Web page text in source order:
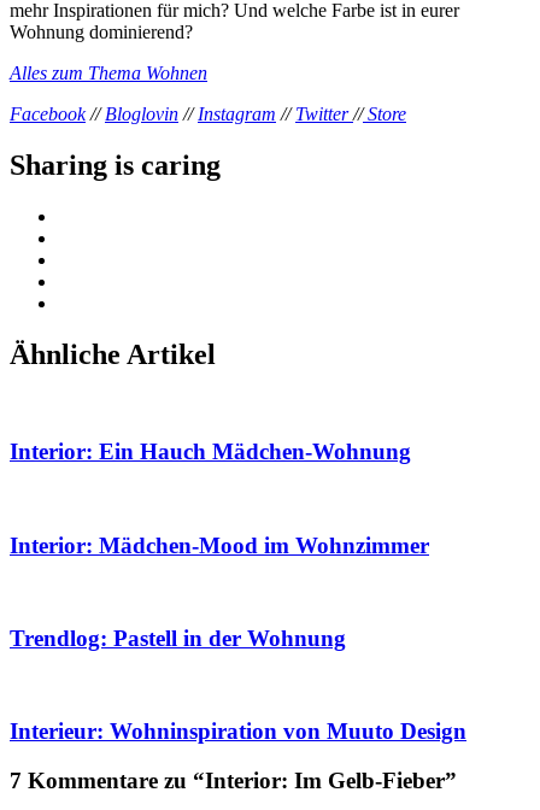
mehr Inspirationen für mich? Und welche Farbe ist in eurer
Wohnung dominierend?
Alles zum Thema Wohnen
Facebook//Bloglovin //Instagram //Twitter//Store
Sharing is caring
Ähnliche Artikel
Interior: Ein Hauch Mädchen-Wohnung
Interior: Mädchen-Mood im Wohnzimmer
Trendlog: Pastell in der Wohnung
Interieur: Wohninspiration von Muuto Design
7 Kommentare zu “Interior: Im Gelb-Fieber”